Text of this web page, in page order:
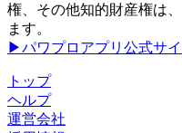
権、その他知的財産権は
ます。
▶パワプロアプリ公式サイ
トップ
ヘルプ
運営会社